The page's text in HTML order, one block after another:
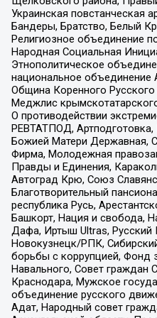
Украинская повстанческая
Бандеры, Братство, Белый
Религиозное объединение
Народная Социальная
Этнополитическое
национальное
Община Коренного
Меджлис
О противодействии
РЕВТАТПОД,
Божией Матери Державная,
Фирма, Молодежная
Правды и Единения,
Автоград Крю, Союз
Благотворительный
республика Русь,
Башкорт, Нация и свобода,
Дафа, Иртыш Ultras, Русский
Новокузнецк/РПК,
борьбы с коррупцией,
Навального, Совет граждан
Краснодара, Мужское
объединение русского
Адат, Народный совет